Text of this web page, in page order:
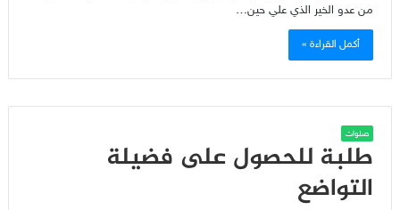
من عدو الخير الذي علي حين…
أكمل القراءة »
صلوات
طلبة للحصول على فضيلة
التواضع